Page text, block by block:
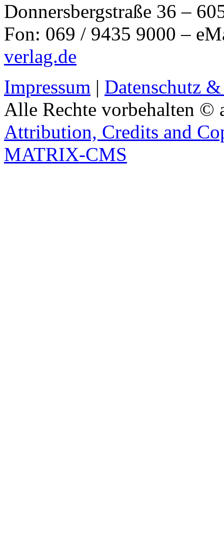
Donnersbergstraße 36 –
Fon: 069 / 9435 9000 –
verlag.de
Impressum | Datenschutz
Alle Rechte vorbehalten ©
Attribution, Credits and
MATRIX-CMS